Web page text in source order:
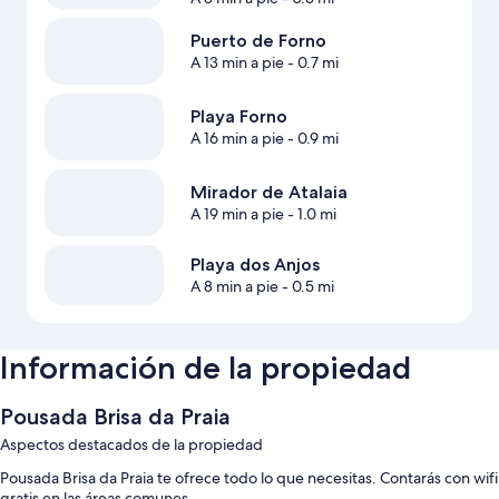
Puerto de Forno
A 13 min a pie- 0.7 mi
Playa Forno
A 16 min a pie- 0.9 mi
Mirador de Atalaia
A 19 min a pie- 1.0 mi
Playa dos Anjos
A 8 min a pie- 0.5 mi
Información de la propiedad
Pousada Brisa da Praia
Aspectos destacados de la propiedad
Pousada Brisa da Praia te ofrece todo lo que necesitas. Contarás con wifi